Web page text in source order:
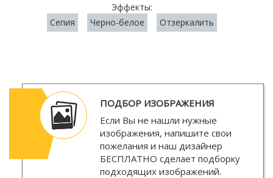
Эффекты:
Сепия
Черно-белое Отзеркалить
ПОДБОР ИЗОБРАЖЕНИЯ
Если Вы не нашли нужные
изображения, напишите свои
пожелания и наш дизайнер
БЕСПЛАТНО сделает подборку
подходящих изображений.